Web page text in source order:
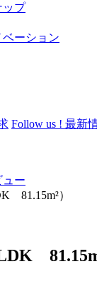
ップ
ベーション
Follow us ! 最新
ュー
81.15m²）